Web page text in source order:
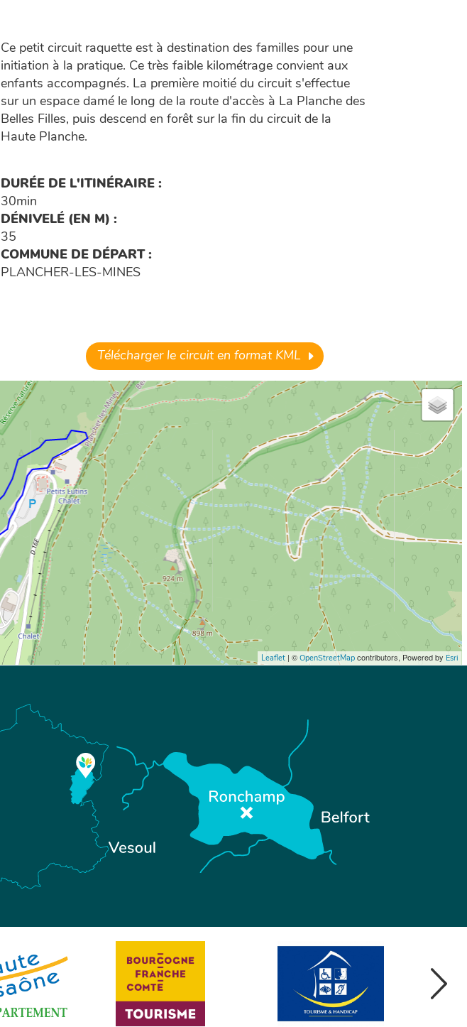
Ce petit circuit raquette est à destination des familles pour une
initiation à la pratique. Ce très faible kilométrage convient aux
enfants accompagnés. La première moitié du circuit s'effectue
sur un espace damé le long de la route d'accès à La Planche des
Belles Filles, puis descend en forêt sur la fin du circuit de la
Haute Planche.
DURÉE DE L'ITINÉRAIRE :
30min
DÉNIVELÉ (EN M) :
35
COMMUNE DE DÉPART :
PLANCHER-LES-MINES
Télécharger le circuit en format KML
Leaflet| © OpenStreetMapcontributors, Powered by Esri